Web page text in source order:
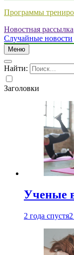
Программы
Новостная рассылка
Случайные новости
Меню
Найти:
Заголовки
Ученые
2 года спустя